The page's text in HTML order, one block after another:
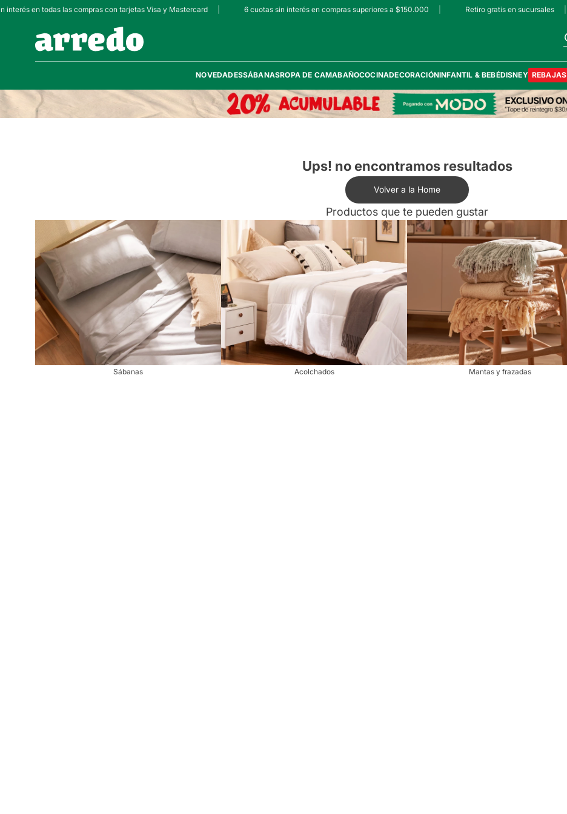
en todas las compras con tarjetas Visa y Mastercard 6 cuotas sin interés en compras superiores a $150.000 Retiro gratis en sucursales
NOVEDADESSÁBANASROPA DE CAMABAÑOCOCINADECORACIÓNINFANTIL & BEBÉDISNEY REBAJAS
Ups! no encontramos resultados
Volver a la Home
Productos que te pueden gustar
Sábanas Acolchados Mantas y frazadas